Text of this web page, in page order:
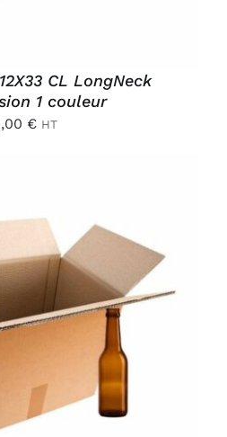
CL LongNeck
1 couleur
€ HT
AU PANIER